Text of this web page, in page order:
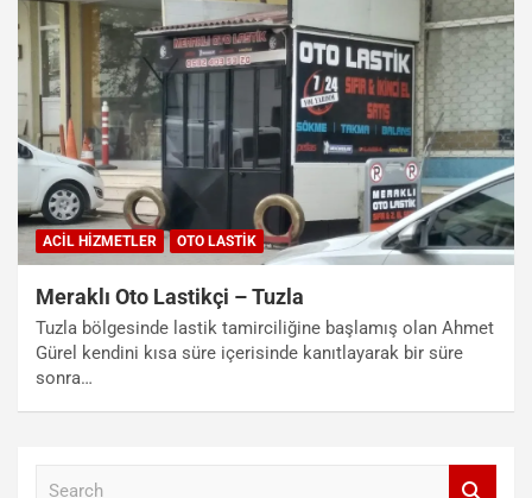
ACIL HIZMETLER OTO LASTIK
Meraklı Oto Lastikçi – Tuzla
Tuzla bölgesinde lastik tamirciliğine başlamış olan Ahmet
Gürel kendini kısa süre içerisinde kanıtlayarak bir süre
sonra…